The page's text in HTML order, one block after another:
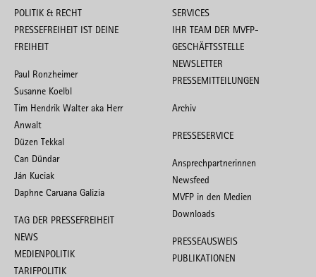
POLITIK & RECHT
PRESSEFREIHEIT IST DEINE
FREIHEIT
Paul Ronzheimer
Susanne Koelbl
Tim Hendrik Walter aka Herr
Anwalt
Düzen Tekkal
Can Dündar
Ján Kuciak
Daphne Caruana Galizia
TAG DER PRESSEFREIHEIT
NEWS
MEDIENPOLITIK
TARIFPOLITIK
SERVICES
IHR TEAM DER MVFP-
GESCHÄFTSSTELLE
NEWSLETTER
PRESSEMITTEILUNGEN
Archiv
PRESSESERVICE
Ansprechpartnerinnen
Newsfeed
MVFP in den Medien
Downloads
PRESSEAUSWEIS
PUBLIKATIONEN